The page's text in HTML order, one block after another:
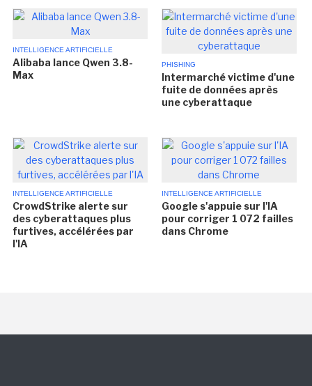
INTELLIGENCE ARTIFICIELLE
Alibaba lance Qwen 3.8-
Max
PHISHING
Intermarché victime d'une
fuite de données après
une cyberattaque
INTELLIGENCE ARTIFICIELLE
CrowdStrike alerte sur
des cyberattaques plus
furtives, accélérées par
l'IA
INTELLIGENCE ARTIFICIELLE
Google s'appuie sur l'IA
pour corriger 1 072 failles
dans Chrome